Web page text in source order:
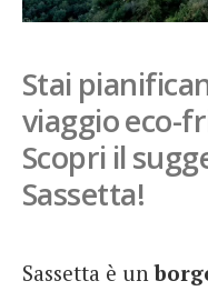
French
Stai
viaggio eco-
Scopri il
Sassetta!
Sassetta è un